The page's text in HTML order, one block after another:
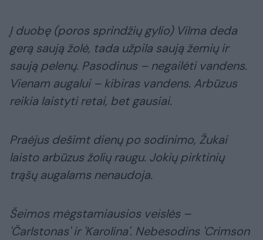
Į duobę (poros sprindžių gylio) Vilma deda
gerą saują žolė, tada užpila saują žemių ir
saują pelenų. Pasodinus – negailėti vandens.
Vienam augalui – kibiras vandens. Arbūzus
reikia laistyti retai, bet gausiai.
Praėjus dešimt dienų po sodinimo, Žukai
laisto arbūzus žolių raugu. Jokių pirktinių
trąšų augalams nenaudoja.
Šeimos mėgstamiausios veislės –
'Čarlstonas' ir 'Karolina'. Nebesodins 'Crimson